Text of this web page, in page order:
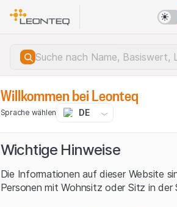
Willkommen bei Leonteq
Sprache wählen DE
Wichtige Hinweise
Die Informationen auf dieser Website
Personen mit Wohnsitz oder Sitz in